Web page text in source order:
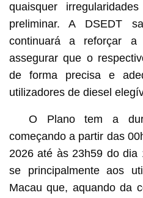
quaisquer
preliminar. A DSEDT
continuará a reforçar
assegurar que o
de forma precisa e
utilizadores de diesel
O Plano tem a
começando a partir das
2026 até às 23h59 do dia
se principalmente aos
Macau que, aquando da